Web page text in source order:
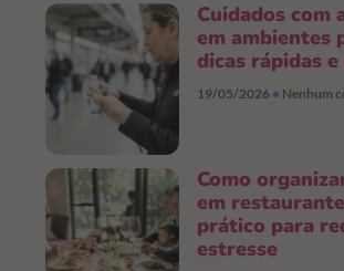
Cuidados com
em ambientes
dicas rápidas e
19/05/2026 Nenhum
Como
em
prático para
estresse